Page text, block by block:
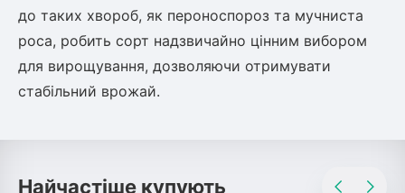
Абрикос
Обліпиха
Бобовник (Жерновець)
Калина
Піраканта
Бузина
Молодило (Кам'яні троянди)
до таких хвороб, як пероноспороз та мучниста
роса, робить сорт надзвичайно цінним вибором
для вирощування, дозволяючи отримувати
стабільний врожай.
Найчастіше купують